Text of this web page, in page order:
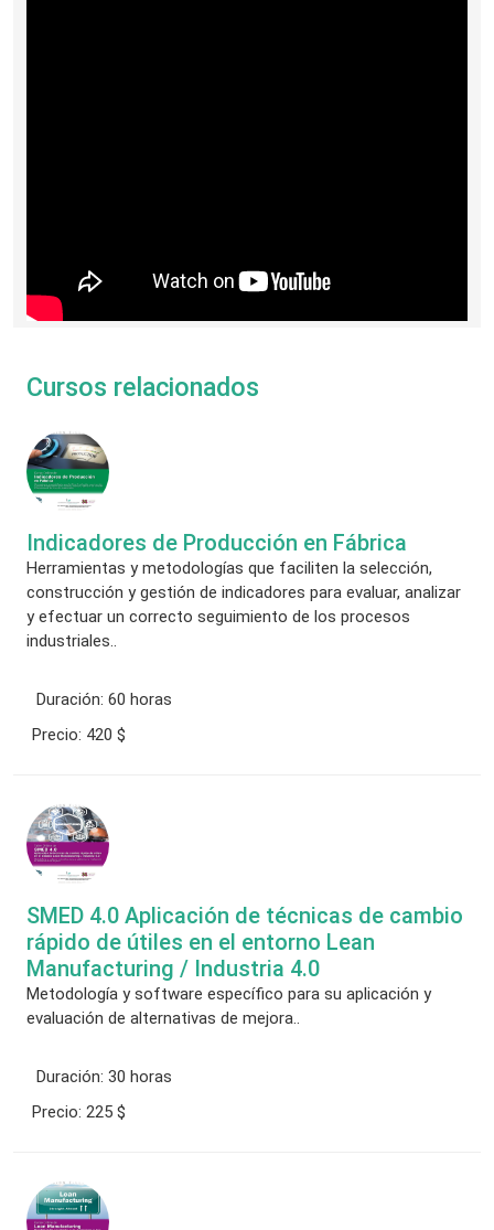
Cursos relacionados
Indicadores de Producción en Fábrica
Herramientas y metodologías que faciliten la selección,
construcción y gestión de indicadores para evaluar, analizar
y efectuar un correcto seguimiento de los procesos
industriales..
Duración: 60 horas
Precio: 420 $
SMED 4.0 Aplicación de técnicas de cambio
rápido de útiles en el entorno Lean
Manufacturing / Industria 4.0
Metodología y software específico para su aplicación y
evaluación de alternativas de mejora..
Duración: 30 horas
Precio: 225 $